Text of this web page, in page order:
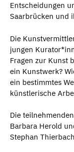
Entscheidungen
Saarbrücken und
Die
jungen
Fragen zur Kunst
ein Kunstwerk?
ein bestimmtes
künstlerische
Die
Barbara Herold
Stephan